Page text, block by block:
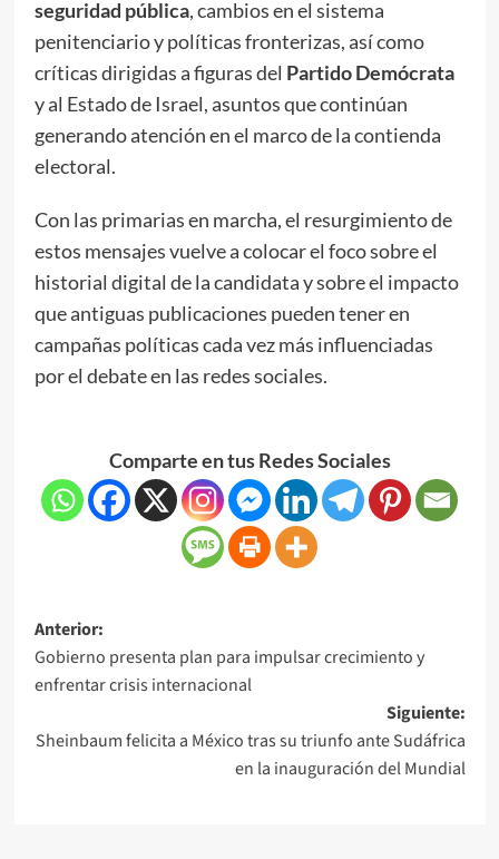
seguridad pública, cambios en el sistema
penitenciario y políticas fronterizas, así como
críticas dirigidas a figuras del Partido Demócrata
y al Estado de Israel, asuntos que continúan
generando atención en el marco de la contienda
electoral.
Con las primarias en marcha, el resurgimiento de
estos mensajes vuelve a colocar el foco sobre el
historial digital de la candidata y sobre el impacto
que antiguas publicaciones pueden tener en
campañas políticas cada vez más influenciadas
por el debate en las redes sociales.
Comparte en tus Redes Sociales
Anterior:
Gobierno presenta plan para impulsar crecimiento y
enfrentar crisis internacional
Siguiente:
Sheinbaum felicita a México tras su triunfo ante Sudáfrica
en la inauguración del Mundial